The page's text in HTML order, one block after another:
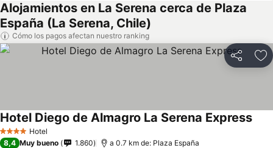
Alojamientos en La Serena cerca de Plaza
España (La Serena, Chile)
Cómo los pagos afectan nuestro ranking
Compartir
4 EstrellasHotel
Hotel Diego de Almagro La Serena Express
8,4 Muy bueno 1.860 a 0.7 km de: Plaza España